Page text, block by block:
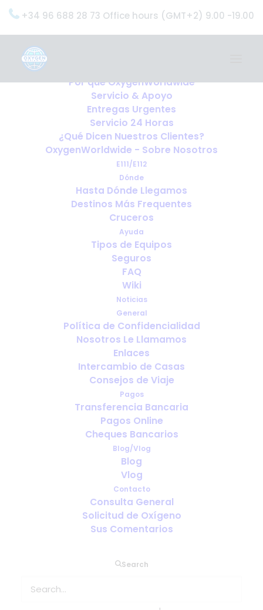
+34 96 688 28 73 Office hours (GMT+2) 9.00 -19.00
OxygenWorldwide (¿Qué Hacemos?)
Por qué OxygenWorldwide
Servicio & Apoyo
Entregas Urgentes
Servicio 24 Horas
¿Qué Dicen Nuestros Clientes?
OxygenWorldwide - Sobre Nosotros
E111/E112
Dónde
Hasta Dónde Llegamos
Destinos Más Frequentes
Cruceros
Ayuda
Tipos de Equipos
Seguros
FAQ
Wiki
Noticias
General
Política de Confidencialidad
Nosotros Le Llamamos
Enlaces
Intercambio de Casas
Consejos de Viaje
Pagos
Transferencia Bancaria
Pagos Online
Cheques Bancarios
Blog/Vlog
Blog
Vlog
Contacto
Consulta General
Solicitud de Oxígeno
Sus Comentarios
Search
Su guía para una perfecta
provisión de oxígeno cuando
viaja al extranjero
ENERO 16, 2025 | INVIAJAR CON OXIGENO,ESPAÑOL
Es posible que piense que las vacaciones son sólo
que pueden llevar fácilmente consigo su